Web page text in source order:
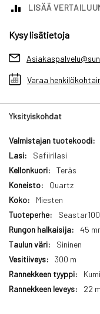
LISÄÄ
Kysy lisätietoja
Varaa
Yksityiskohdat
Yksityiskohdat
Safiirilasi
Teräs
Quartz
Miesten
45
Sininen
300 m
22